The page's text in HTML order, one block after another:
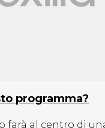
programma?
al centro di